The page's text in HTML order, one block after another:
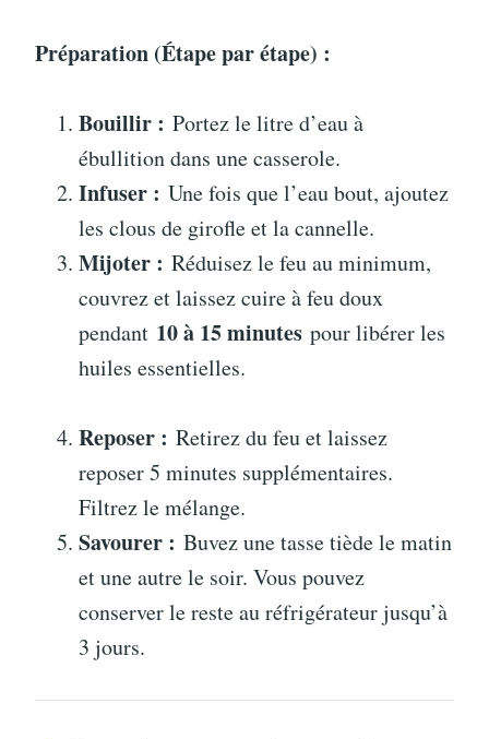
Préparation (Étape par étape) :
Bouillir : Portez le litre d’eau à
ébullition dans une casserole.
Infuser : Une fois que l’eau bout, ajoutez
les clous de girofle et la cannelle.
Mijoter : Réduisez le feu au minimum,
couvrez et laissez cuire à feu doux
pendant 10 à 15 minutes pour libérer les
huiles essentielles.
Reposer : Retirez du feu et laissez
reposer 5 minutes supplémentaires.
Filtrez le mélange.
Savourer : Buvez une tasse tiède le matin
et une autre le soir. Vous pouvez
conserver le reste au réfrigérateur jusqu’à
3 jours.